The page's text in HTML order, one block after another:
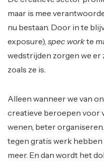
maar is mee
nu bestaan. Door in te
exposure), spec workte
wedstrijden zorgen we er
zoals ze is.
Alleen wanneer we van
creatieve beroepen voor
wenen, beter
tegen gratis werk
meer. En dan wordt het